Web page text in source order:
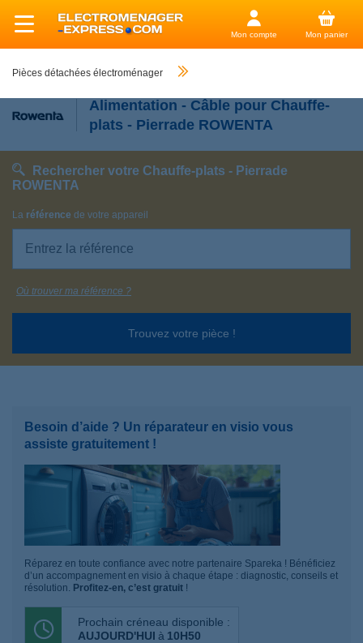
Mon compte Mon panier
Pièces détachées électroménager
Alimentation - Câble pour Chauffe-
plats - Pierrade ROWENTA
Rechercher votre Chauffe-plats - Pierrade
ROWENTA
La référence de votre appareil
Trouvez votre pièce !
Où trouver ma référence ?
Besoin d’aide ? Un réparateur en visio vous
assiste gratuitement !
Réparez en toute confiance avec notre partenaire Spareka ! Bénéficiez
d’un accompagnement en visio à chaque étape : diagnostic, conseils et
résolution. Profitez-en, c’est gratuit !
Prochain créneau disponible :
AUJOURD'HUI à 10H50